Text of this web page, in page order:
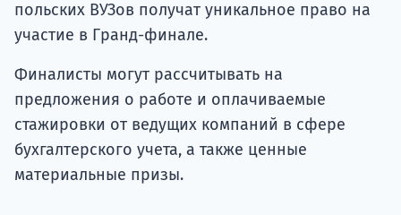
польских ВУЗов получат уникальное право на
участие в Гранд-финале.
Финалисты могут рассчитывать на
предложения о работе и оплачиваемые
стажировки от ведущих компаний в сфере
бухгалтерского учета, а также ценные
материальные призы.